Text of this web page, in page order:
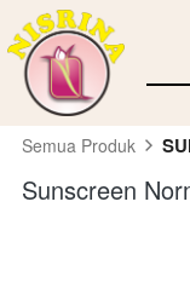
Semua Produk
Sunscreen